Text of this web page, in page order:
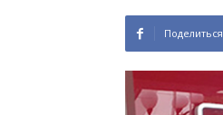
Поделиться